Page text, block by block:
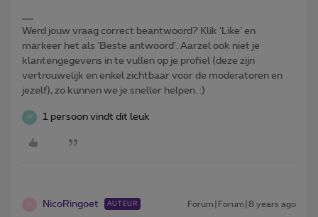
Werd jouw vraag correct beantwoord? Klik ‘Like’ en
markeer het als 'Beste antwoord'. Aarzel ook niet je
klantengegevens in te vullen op je profiel (deze zijn
vertrouwelijk en enkel zichtbaar voor de moderatoren en
jezelf), zo kunnen we je sneller helpen. :)
W 1 persoon vindt dit leuk
NicoRingoet AUTEUR Forum|Forum|8 years ago